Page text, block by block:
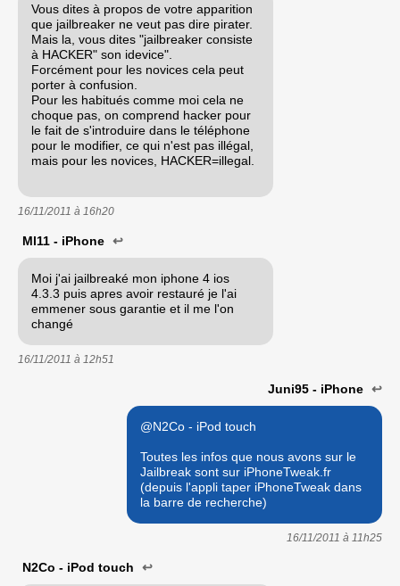
Vous dites à propos de votre apparition
que jailbreaker ne veut pas dire pirater.
Mais la, vous dites "jailbreaker consiste
à HACKER" son idevice".
Forcément pour les novices cela peut
porter à confusion.
Pour les habitués comme moi cela ne
choque pas, on comprend hacker pour
le fait de s'introduire dans le téléphone
pour le modifier, ce qui n'est pas illégal,
mais pour les novices, HACKER=illegal.
16/11/2011 à 16h20
Ml11 - iPhone ↩
Moi j'ai jailbreaké mon iphone 4 ios
4.3.3 puis apres avoir restauré je l'ai
emmener sous garantie et il me l'on
changé
16/11/2011 à 12h51
Juni95 - iPhone ↩
@N2Co - iPod touch
Toutes les infos que nous avons sur le
Jailbreak sont sur iPhoneTweak.fr
(depuis l'appli taper iPhoneTweak dans
la barre de recherche)
16/11/2011 à 11h25
N2Co - iPod touch ↩